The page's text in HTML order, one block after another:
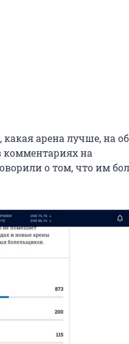
какая арена лучше, на
комментариях на
о том, что им